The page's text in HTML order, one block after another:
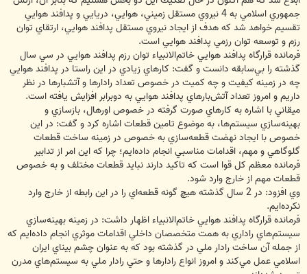
جمهوري اسلامي به 4 نيروي مستقل زميني، هوايي، دريايي و پدافند هوايي
تقسيم خواهد شد كه هدف از ايجاد نيروي مستقل پدافند هوايي، ارتقاي توان
رزم و توسعه توان رزمي پدافند هوايي است.
فرمانده قرارگاه پدافند هوايي خاتم‌الانبياء توان رزم پدافند هوايي در سي سال
گذشته را بي‌سابقه دانست و گفت:‌ كارهاي زيادي در اين راستا در پدافند هوايي
چه در زمينه كيفيت و چه كميت در خصوص تعداد رادارها و آتشبارها در نظر
داريم و امروز تعداد آتش‌بارهاي پدافند هوايي به دوبرابر افزايش يافته است.
ميقاني با اشاره به كارهاي صورت گرفته در خصوص اورهال، بازسازي و
بهينه‌سازي سيستم‌ها، به موضوع تامين قطعات اشاره كرد و گفت: در اين
خصوص با ايجاد نهضت قطعه‌سازي به خصوص در زمينه ساخت قطعات
گلوگاهي و مهم، اقدامات مناسبي انجام داده‌ايم؛ چرا كه اين امر از تدابير
فرمانده معظم كل قوا است كه تاكيد دارند نبايد قطعات مختلف و به خصوص
قطعات مهم از خارج وارد شود.
وي افزود: در 2 سال گذشته هيچ گونه قطعه‌اي را در اين رابطه از خارج وارد
نكرده‌ايم.
فرمانده قرارگاه پدافند هوايي خاتم‌الانبياء اظهار داشت: در زمينه بهينه‌سازي
سيستم‌هاي راداري به همت متخصصان داخلي اقدامات موثري انجام داده‌ايم كه
از جمله آن ساخت رادار ملي در گذشته بود كه به عنوان چشم بيناي ايران
اسلامي عمل مي‌كند و امروز انواع رادارها و حتي رادار ملي به سيستم‌هاي مدرن